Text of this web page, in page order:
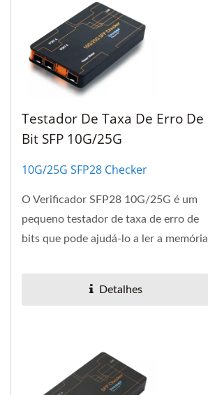
Testador De Taxa De Erro De
Bit SFP 10G/25G
10G/25G SFP28 Checker
O Verificador SFP28 10G/25G é um
pequeno testador de taxa de erro de
bits que pode ajudá-lo a ler a memória
Detalhes